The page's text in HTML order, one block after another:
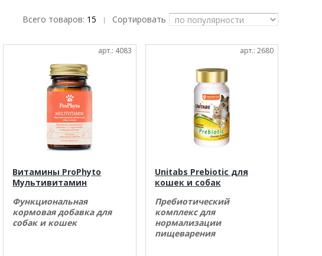
Всего товаров: 15 | Сортировать
арт.: 4083
Витамины ProPhyto
Мультивитамин
Функциональная
кормовая добавка для
собак и кошек
арт.: 2680
Unitabs Prebiotic для
кошек и собак
Пребиотический
комплекс для
нормализации
пищеварения